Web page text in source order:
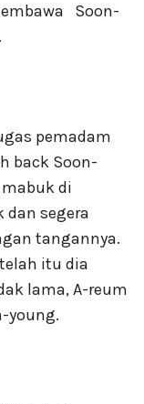
Soon-
pemadam
back Soon-
di
segera
tangannya.
itu dia
lama, A-reum
young.